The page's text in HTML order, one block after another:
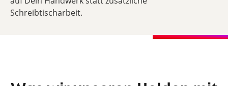
Schreibtischarbeit.